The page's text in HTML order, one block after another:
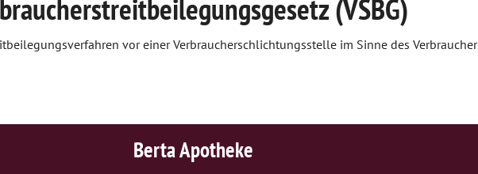
(VSBG)
vor einer Verbraucherschlichtungsstelle im Sinne des
Berta Apotheke